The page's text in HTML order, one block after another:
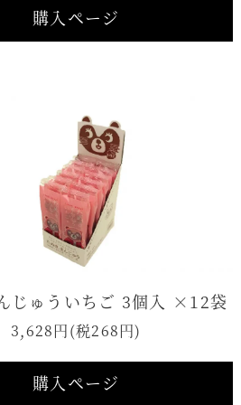
購入ページ
じゅういちご 3個入 ×12袋
3,628円(税268円)
購入ページ